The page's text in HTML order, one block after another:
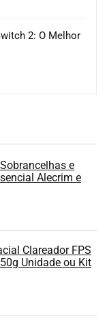
2: O Melhor
e
Alecrim e
Clareador FPS
Unidade ou Kit